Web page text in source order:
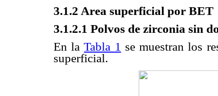
3.1.2 Area superficial por BET
3.1.2.1 Polvos de zirconia sin
En laTabla 1 se muestran los
superficial.